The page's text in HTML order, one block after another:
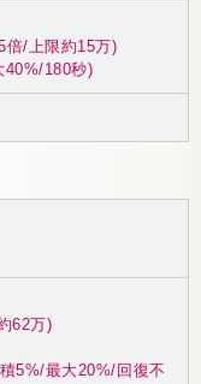
倍/上限約15万)
40%/180秒)
62万)
5%/最大20%/回復不